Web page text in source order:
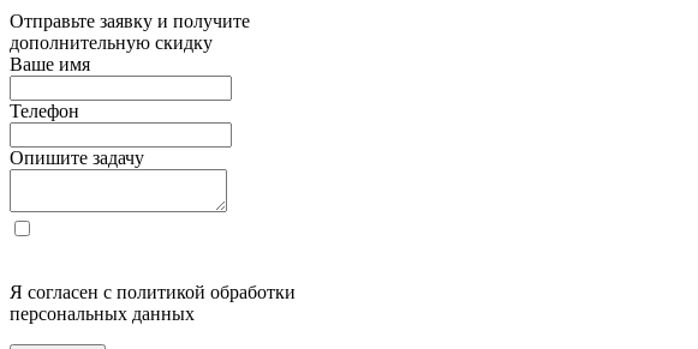
Отправьте заявку и получите
дополнительную скидку
Ваше имя
Телефон
Опишите задачу
Я согласен с политикой обработки
персональных данных